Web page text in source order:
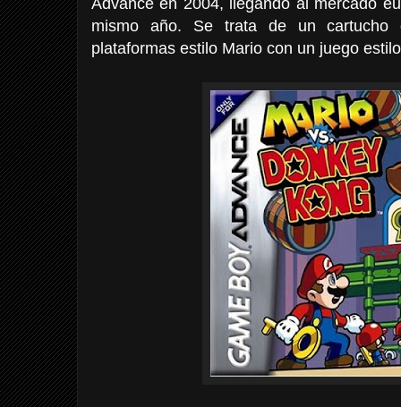
mismo año. Se trata de un cartucho
plataformas estilo Mario con un juego